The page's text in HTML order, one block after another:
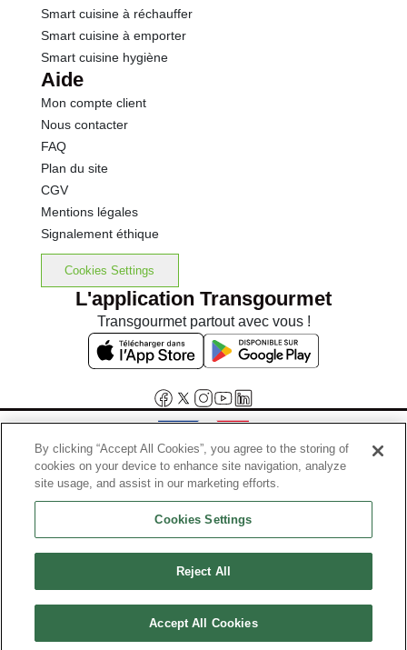
Smart cuisine à réchauffer
Smart cuisine à emporter
Smart cuisine hygiène
Aide
Mon compte client
Nous contacter
FAQ
Plan du site
CGV
Mentions légales
Signalement éthique
Cookies Settings
L'application Transgourmet
Transgourmet partout avec vous !
Interdiction de vente de boissons alcooliques aux mineurs de
moins de 18 ans
La preuve de majorité de l'acheteur est exigée au moment de la vente
Code de la santé publique, Aar.l.3342-1 et l.3353-3
© Tous droits réservés
By clicking “Accept All Cookies”, you agree to the storing of
cookies on your device to enhance site navigation, analyze
site usage, and assist in our marketing efforts.
Cookies Settings
Reject All
Accept All Cookies